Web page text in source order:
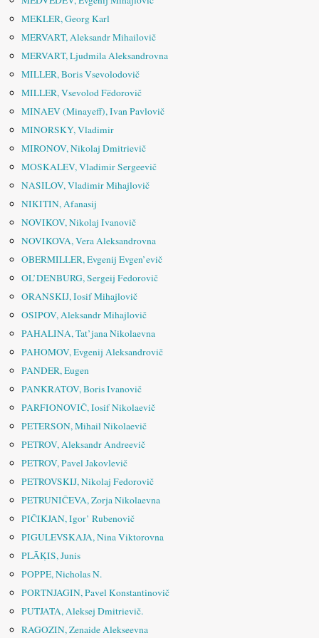
MEKLER, Georg Karl
MERVART, Aleksandr Mihailovič
MERVART, Ljudmila Aleksandrovna
MILLER, Boris Vsevolodovič
MILLER, Vsevolod Fëdorovič
MINAEV (Minayeff), Ivan Pavlovič
MINORSKY, Vladimir
MIRONOV, Nikolaj Dmitrievič
MOSKALEV, Vladimir Sergeevič
NASILOV, Vladimir Mihajlovič
NIKITIN, Afanasij
NOVIKOV, Nikolaj Ivanovič
NOVIKOVA, Vera Aleksandrovna
OBERMILLER, Evgenij Evgen’evič
OL’DENBURG, Sergeij Fedorovič
ORANSKIJ, Iosif Mihajlovič
OSIPOV, Aleksandr Mihajlovič
PAHALINA, Tat’jana Nikolaevna
PAHOMOV, Evgenij Aleksandrovič
PANDER, Eugen
PANKRATOV, Boris Ivanovič
PARFIONOVIČ, Iosif Nikolaevič
PETERSON, Mihail Nikolaevič
PETROV, Aleksandr Andreevič
PETROV, Pavel Jakovlevič
PETROVSKIJ, Nikolaj Fedorovič
PETRUNIČEVA, Zorja Nikolaevna
PIČIKJAN, Igor’ Rubenovič
PIGULEVSKAJA, Nina Viktorovna
PLĀḲIS, Junis
POPPE, Nicholas N.
PORTNJAGIN, Pavel Konstantinovič
PUTJATA, Aleksej Dmitrievič.
RAGOZIN, Zenaide Alekseevna